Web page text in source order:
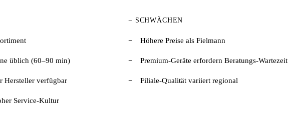
üblich (60–90 min)
Hersteller verfügbar
Service-Kultur
− SCHWÄCHEN
Höhere Preise als Fielmann
Premium-Geräte erfordern Beratungs-Wartezeit
Filiale-Qualität variiert regional